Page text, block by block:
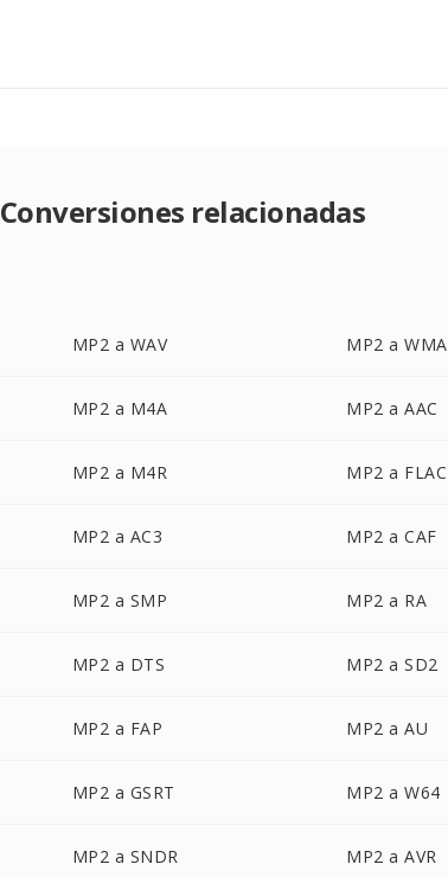
Conversiones relacionadas
MP2 a WAV MP2 a WMA
MP2 a M4A MP2 a AAC
MP2 a M4R MP2 a FLAC
MP2 a AC3 MP2 a CAF
MP2 a SMP MP2 a RA
MP2 a DTS MP2 a SD2
MP2 a FAP MP2 a AU
MP2 a GSRT MP2 a W64
MP2 a SNDR MP2 a AVR